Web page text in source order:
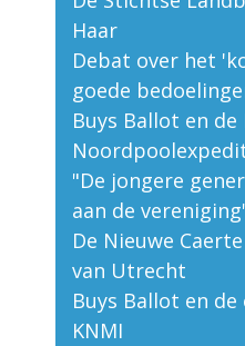
Haar
Debat over het
goede
Buys Ballot en de
"De jongere
aan de
De Nieuwe
van Utrecht
Buys Ballot en
KNMI